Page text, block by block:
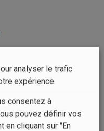
intéresser
analyser le trafic
expérience.
consentez à
pouvez définir vos
en cliquant sur "En